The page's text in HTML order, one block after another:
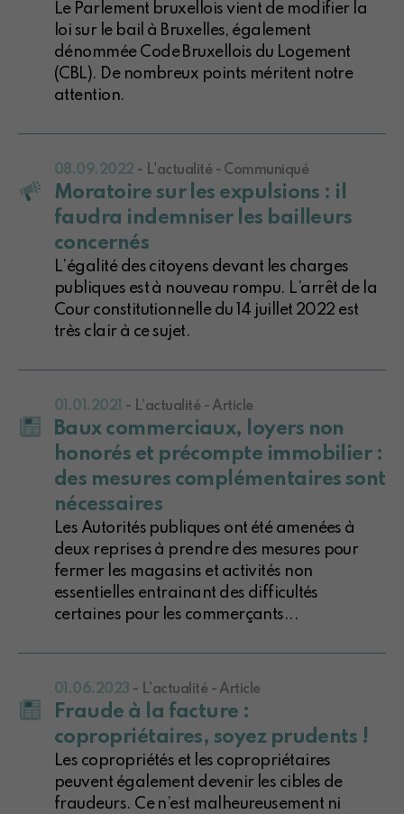
Le Parlement bruxellois vient de modifier la
loi sur le bail à Bruxelles, également
dénommée Code Bruxellois du Logement
(CBL). De nombreux points méritent notre
attention.
08.09.2022 - L'actualité - Communiqué
Moratoire sur les expulsions : il
faudra indemniser les bailleurs
concernés
L’égalité des citoyens devant les charges
publiques est à nouveau rompu. L’arrêt de la
Cour constitutionnelle du 14 juillet 2022 est
très clair à ce sujet.
01.01.2021 - L'actualité - Article
Baux commerciaux, loyers non
honorés et précompte immobilier :
des mesures complémentaires sont
nécessaires
Les Autorités publiques ont été amenées à
deux reprises à prendre des mesures pour
fermer les magasins et activités non
essentielles entrainant des difficultés
certaines pour les commerçants...
01.06.2023 - L'actualité - Article
Fraude à la facture :
copropriétaires, soyez prudents !
Les copropriétés et les copropriétaires
peuvent également devenir les cibles de
fraudeurs. Ce n’est malheureusement ni